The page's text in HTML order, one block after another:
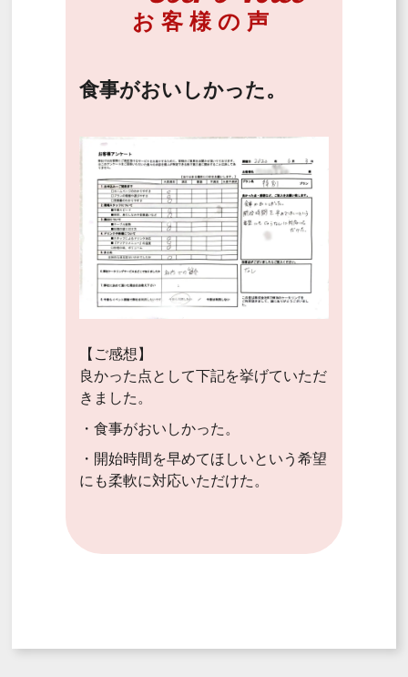
お客様の声
食事がおいしかった。
【ご感想】
良かった点として下記を挙げていただ
きました。
・食事がおいしかった。
・開始時間を早めてほしいという希望
にも柔軟に対応いただけた。